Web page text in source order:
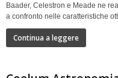
Baader, Celestron e Meade ne
a confronto nelle caratteristiche
Continua a leggere